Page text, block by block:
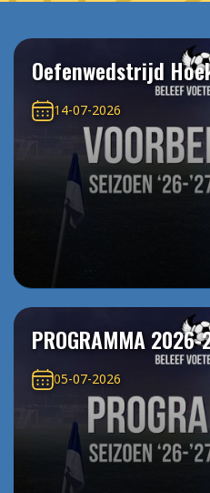
Oefenwedstrijd
14-07-2026
PROGRAMMA
05-07-2026